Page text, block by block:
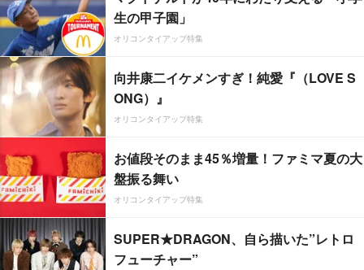
生の甲子園」
オリコンタイアップ特集
向井康二イケメンすぎ！純愛『（LOVE S
ONG）』
オリコンタイアップ特集
お値段そのまま45％増量！ファミマ夏の大
盤振る舞い
オリコンタイアップ特集
SUPER★DRAGON、自ら描いた”レトロ
フューチャー”